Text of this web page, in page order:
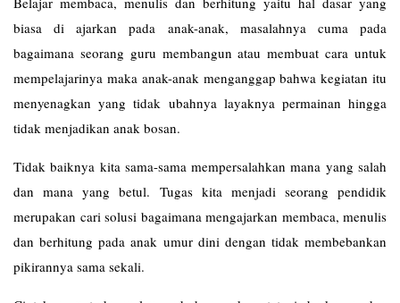
biasa di ajarkan pada anak-anak, masalahnya cuma pada
bagaimana seorang guru membangun atau membuat cara untuk
mempelajarinya maka anak-anak menganggap bahwa kegiatan itu
menyenagkan yang tidak ubahnya layaknya permainan hingga
tidak menjadikan anak bosan.
Tidak baiknya kita sama-sama mempersalahkan mana yang salah
dan mana yang betul. Tugas kita menjadi seorang pendidik
merupakan cari solusi bagaimana mengajarkan membaca, menulis
dan berhitung pada anak umur dini dengan tidak membebankan
pikirannya sama sekali.